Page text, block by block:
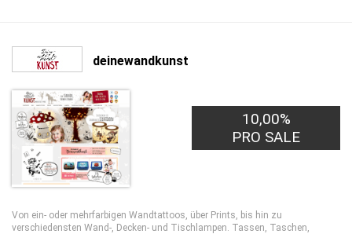
deinewandkunst
10,00%
PRO SALE
Von ein- oder mehrfarbigen Wandtattoos, über Prints, bis hin zu
verschiedensten Wand-, Decken- und Tischlampen. Tassen, Taschen,